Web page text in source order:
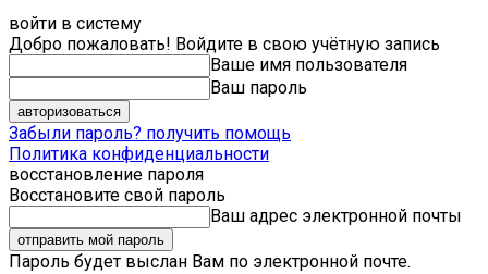
войти в систему
Добро пожаловать! Войдите в свою учётную запись
Ваше имя пользователя
Ваш пароль
Забыли пароль? получить помощь
Политика конфиденциальности
восстановление пароля
Восстановите свой пароль
Ваш адрес электронной почты
Пароль будет выслан Вам по электронной почте.